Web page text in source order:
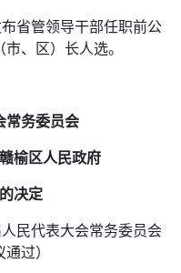
省管领导干部任职前公
、区）长人选。
常务委员会
榆区人民政府
决定
民代表大会常务委员会
过）